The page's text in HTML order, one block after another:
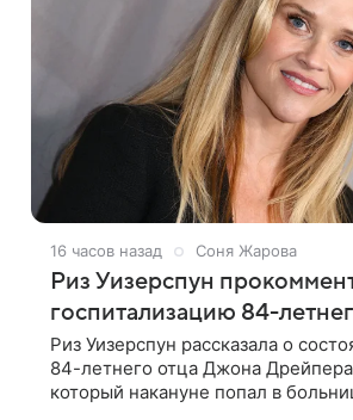
16 часов назад Соня Жарова
Риз Уизерспун
госпитализацию 84-
Риз Уизерспун рассказала о
84-летнего отца Джона Дрейпера
который накануне попал в